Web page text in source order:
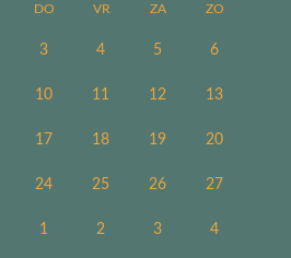
DO VR ZA ZO
3 4 5 6
10 11 12 13
17 18 19 20
24 25 26 27
1 2 3 4